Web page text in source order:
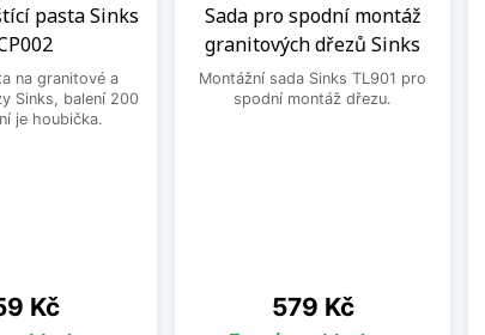
pasta Sinks
na granitové a
Sinks, balení 200
je houbička.
Kč
Sada pro spodní montáž
granitových dřezů Sinks
Montážní sada Sinks TL901 pro
spodní montáž dřezu.
Cena
579 Kč